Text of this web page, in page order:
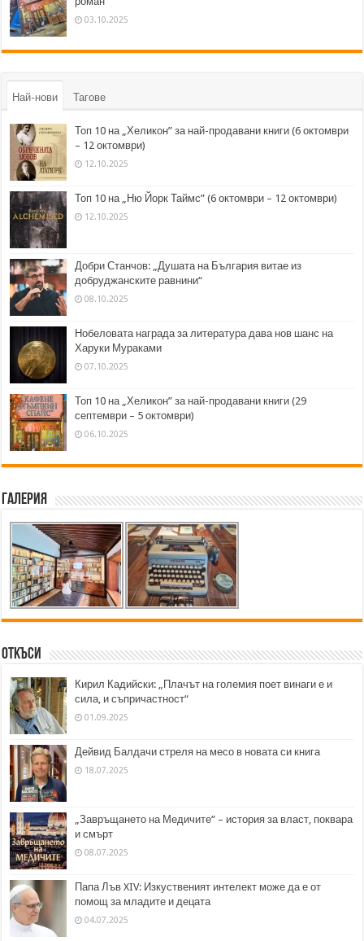
03.10.2025
Най-нови Тагове
Топ 10 на „Хеликон” за най-продавани книги (6 октомври
– 12 октомври)
12.10.2025
Топ 10 на „Ню Йорк Таймс” (6 октомври – 12 октомври)
12.10.2025
Добри Станчов: „Душата на България витае из
добруджанските равнини“
08.10.2025
Нобеловата награда за литература дава нов шанс на
Харуки Мураками
07.10.2025
Топ 10 на „Хеликон” за най-продавани книги (29
септември – 5 октомври)
06.10.2025
Галерия
Откъси
Кирил Кадийски: „Плачът на големия поет винаги е и
сила, и съпричастност“
01.09.2025
Дейвид Балдачи стреля на месо в новата си книга
18.07.2025
„Завръщането на Медичите“ – история за власт, поквара
и смърт
08.07.2025
Папа Лъв XIV: Изкуственият интелект може да е от
помощ за младите и децата
04.07.2025